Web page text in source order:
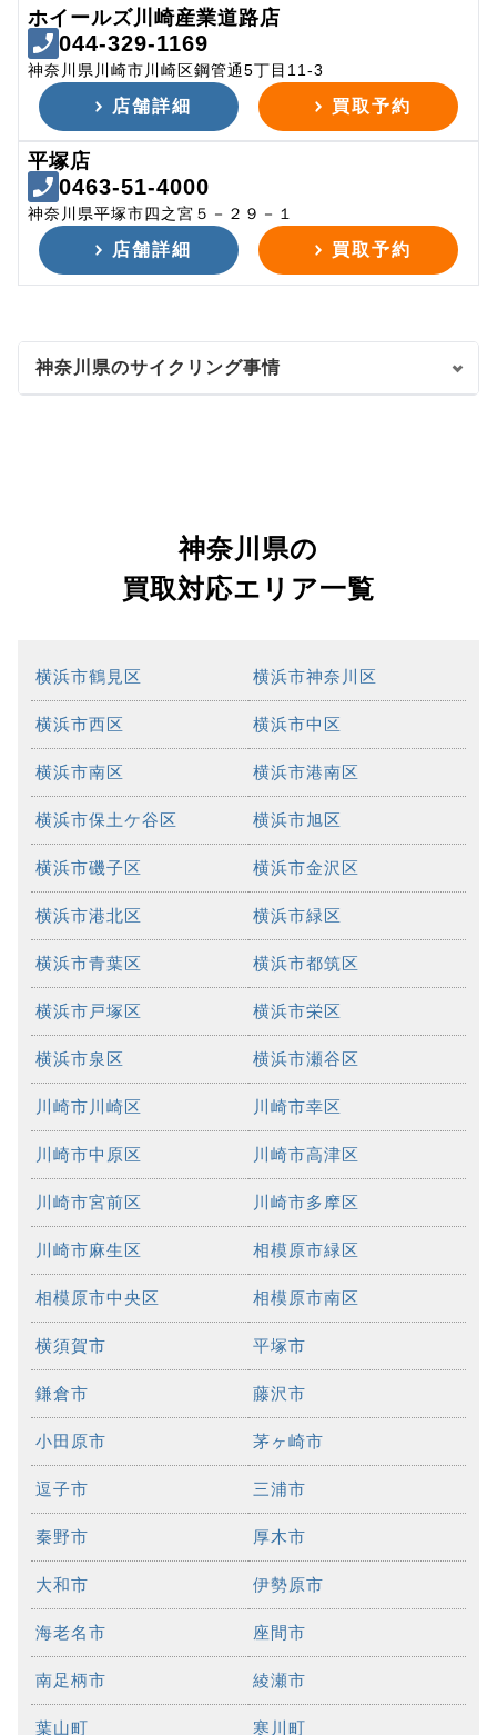
ホイールズ川崎産業道路店
044-329-1169
神奈川県川崎市川崎区鋼管通5丁目11-3
店舗詳細 買取予約
平塚店
0463-51-4000
神奈川県平塚市四之宮５－２９－１
店舗詳細 買取予約
神奈川県のサイクリング事情
神奈川県の
買取対応エリア一覧
横浜市鶴見区 横浜市神奈川区
横浜市西区 横浜市中区
横浜市南区 横浜市港南区
横浜市保土ケ谷区 横浜市旭区
横浜市磯子区 横浜市金沢区
横浜市港北区 横浜市緑区
横浜市青葉区 横浜市都筑区
横浜市戸塚区 横浜市栄区
横浜市泉区 横浜市瀬谷区
川崎市川崎区 川崎市幸区
川崎市中原区 川崎市高津区
川崎市宮前区 川崎市多摩区
川崎市麻生区 相模原市緑区
相模原市中央区 相模原市南区
横須賀市 平塚市
鎌倉市 藤沢市
小田原市 茅ヶ崎市
逗子市 三浦市
秦野市 厚木市
大和市 伊勢原市
海老名市 座間市
南足柄市 綾瀬市
葉山町 寒川町